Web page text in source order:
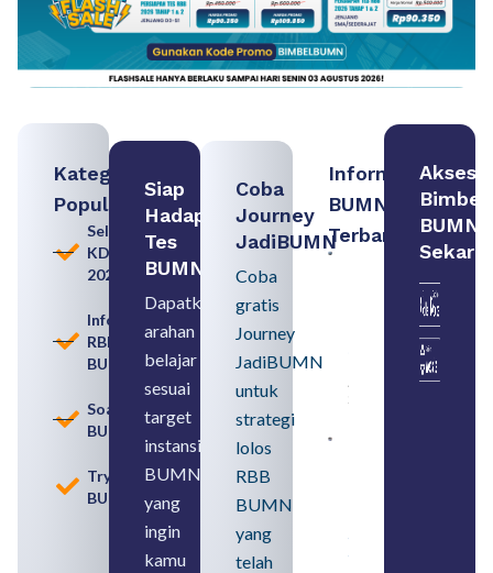
Kategori
Populer
Seleksi
KDKMP
2026
Informasi
RBB
BUMN
Soal
BUMN
Tryout
BUMN
Siap
Hadapi
Tes
BUMN
Dapatkan
arahan
belajar
sesuai
target
instansi
BUMN
yang
ingin
kamu
Coba
Journey
JadiBUMN
Coba
gratis
Journey
JadiBUMN
untuk
strategi
lolos
RBB
BUMN
yang
telah
Informasi
BUMN
Terbaru:
Pengertian,
Perbedaan,
serta Jenis
August 6,
SMA
Syarat,
Akses
Bimbel
BUMN